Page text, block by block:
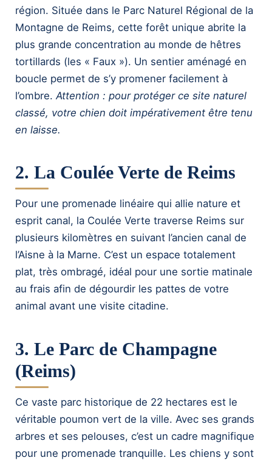
région. Située dans le Parc Naturel Régional de la
Montagne de Reims, cette forêt unique abrite la
plus grande concentration au monde de hêtres
tortillards (les « Faux »). Un sentier aménagé en
boucle permet de s’y promener facilement à
l’ombre. Attention : pour protéger ce site naturel
classé, votre chien doit impérativement être tenu
en laisse.
2. La Coulée Verte de Reims
Pour une promenade linéaire qui allie nature et
esprit canal, la Coulée Verte traverse Reims sur
plusieurs kilomètres en suivant l’ancien canal de
l’Aisne à la Marne. C’est un espace totalement
plat, très ombragé, idéal pour une sortie matinale
au frais afin de dégourdir les pattes de votre
animal avant une visite citadine.
3. Le Parc de Champagne
(Reims)
Ce vaste parc historique de 22 hectares est le
véritable poumon vert de la ville. Avec ses grands
arbres et ses pelouses, c’est un cadre magnifique
pour une promenade tranquille. Les chiens y sont